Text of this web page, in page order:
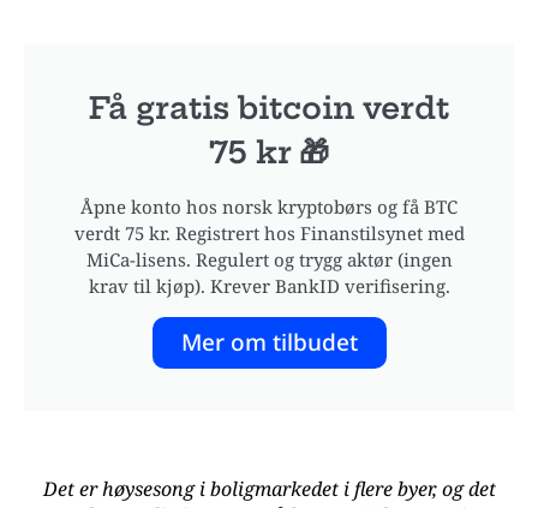
Få gratis bitcoin verdt
75 kr 🎁
Åpne konto hos norsk kryptobørs og få BTC
verdt 75 kr. Registrert hos Finanstilsynet med
MiCa-lisens. Regulert og trygg aktør (ingen
krav til kjøp). Krever BankID verifisering.
Mer om tilbudet
Det er høysesong i boligmarkedet i flere byer, og det